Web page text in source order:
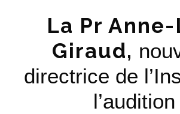
La Pr
Giraud,
directrice de
l’audition